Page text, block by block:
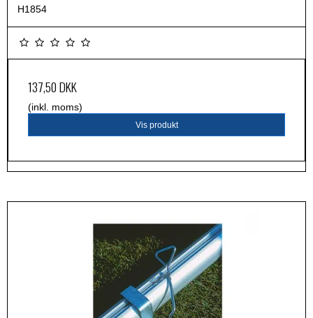
H1854
137,50 DKK
(inkl. moms)
Vis produkt